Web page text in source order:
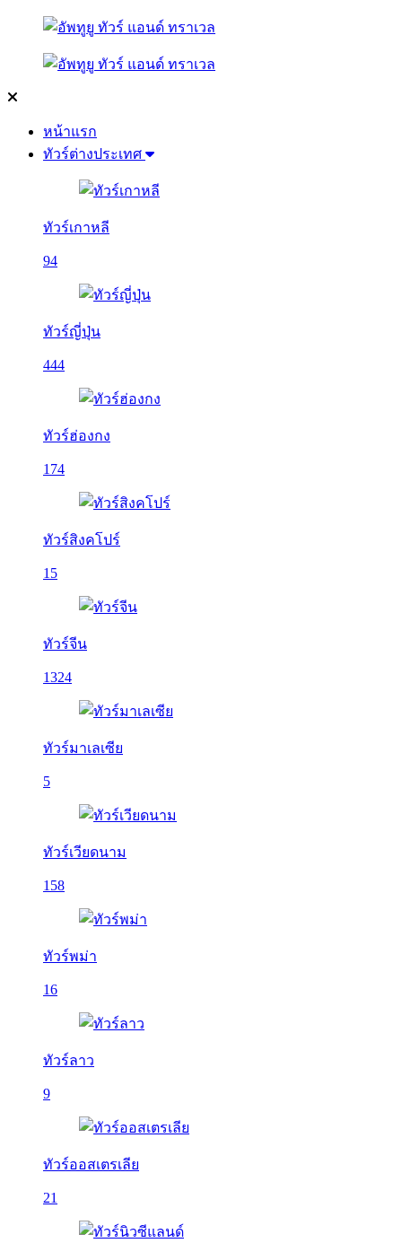
หน้าแรก
ทัวร์ต่างประเทศ
ทัวร์เกาหลี
94
ทัวร์ญี่ปุ่น
444
ทัวร์ฮ่องกง
174
ทัวร์สิงคโปร์
15
ทัวร์จีน
1324
ทัวร์มาเลเซีย
5
ทัวร์เวียดนาม
158
ทัวร์พม่า
16
ทัวร์ลาว
9
ทัวร์ออสเตรเลีย
21